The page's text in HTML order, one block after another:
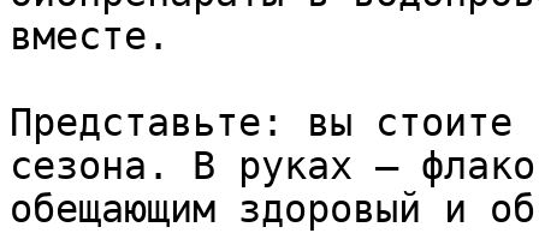
вместе.
Представьте: вы стоите
сезона. В руках —
обещающим здоровый и